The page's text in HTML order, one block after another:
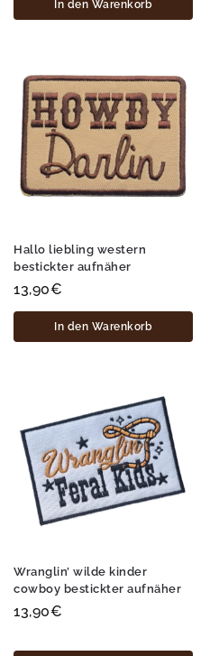
In den Warenkorb
Hallo liebling western
bestickter aufnäher
13,90€
In den Warenkorb
Wranglin’ wilde kinder
cowboy bestickter aufnäher
13,90€